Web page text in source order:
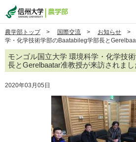
農学部トップ> 国際交流 > お知らせ >
学・化学技術学部のBaatabileg学部長と
モンゴル国立大学 環境科学・化学技
長とGerelbaatar准教授が来訪されまし
2020年03月05日